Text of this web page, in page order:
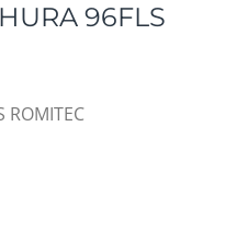
96FLS
ROMITEC